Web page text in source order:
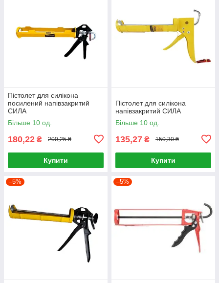
Пістолет для силікона
посилений напівзакритий
СИЛА
Більше 10 од.
180,22 ₴ 200,25 ₴
Купити
Пістолет для силікона
напівзакритий СИЛА
Більше 10 од.
135,27 ₴ 150,30 ₴
Купити
–5% –5%